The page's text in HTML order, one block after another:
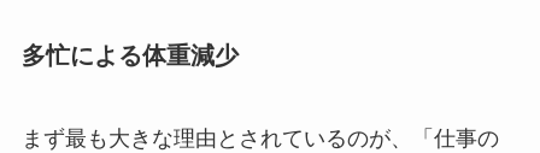
多忙による体重減少
まず最も大きな理由とされているのが、「仕事の